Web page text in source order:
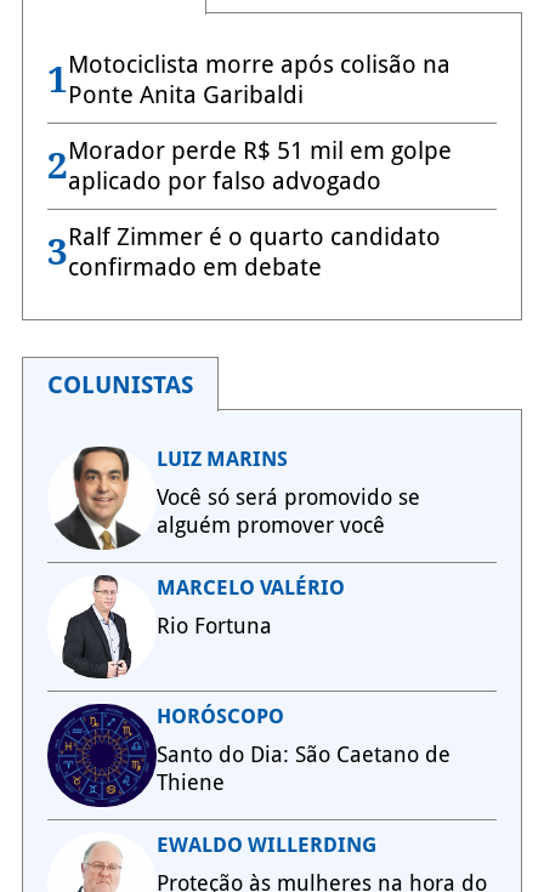
1Motociclista morre após colisão na
Ponte Anita Garibaldi
2Morador perde R$ 51 mil em golpe
aplicado por falso advogado
3Ralf Zimmer é o quarto candidato
confirmado em debate
COLUNISTAS
LUIZ MARINS
Você só será promovido se
alguém promover você
MARCELO VALÉRIO
Rio Fortuna
HORÓSCOPO
Santo do Dia: São Caetano de
Thiene
EWALDO WILLERDING
Proteção às mulheres na hora do